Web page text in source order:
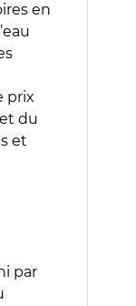
en
prix
du
et
par